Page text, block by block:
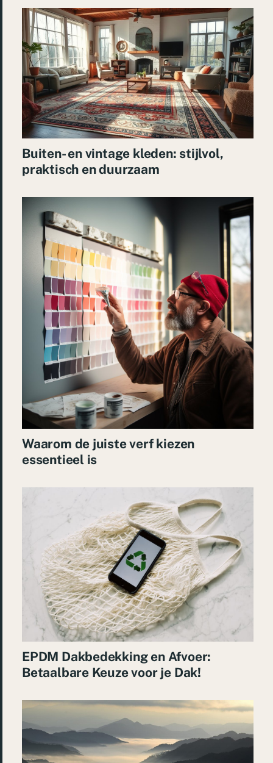
Buiten- en vintage kleden: stijlvol,
praktisch en duurzaam
Waarom de juiste verf kiezen
essentieel is
EPDM Dakbedekking en Afvoer:
Betaalbare Keuze voor je Dak!